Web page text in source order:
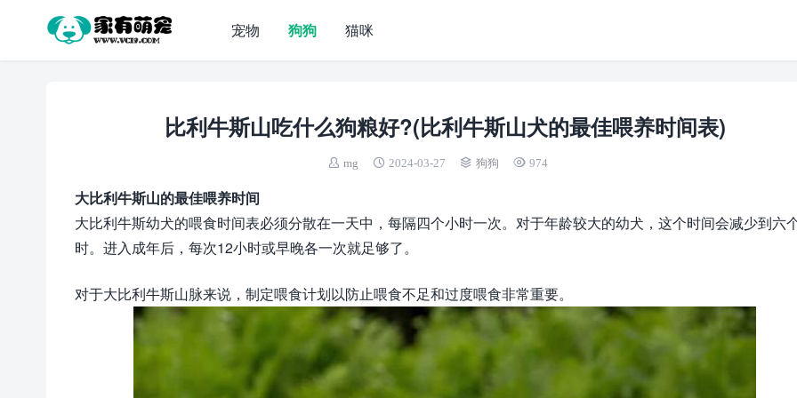
宠物 狗狗 猫咪
比利牛斯山吃什么狗粮好?(比利牛斯山犬的最佳喂养时间表)
mg 2024-03-27 狗狗 974
大比利牛斯山的最佳喂养时间
大比利牛斯幼犬的喂食时间表必须分散在一天中，每隔四个小时一次。对于年龄较大的幼犬，这个时间会减少到六
时。进入成年后，每次12小时或早晚各一次就足够了。
对于大比利牛斯山脉来说，制定喂食计划以防止喂食不足和过度喂食非常重要。